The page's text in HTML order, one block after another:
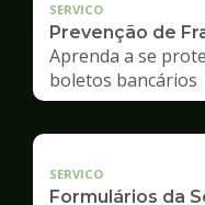
SERVICO
Prevenção de
Aprenda a se
boletos bancários
SERVICO
Formulários da